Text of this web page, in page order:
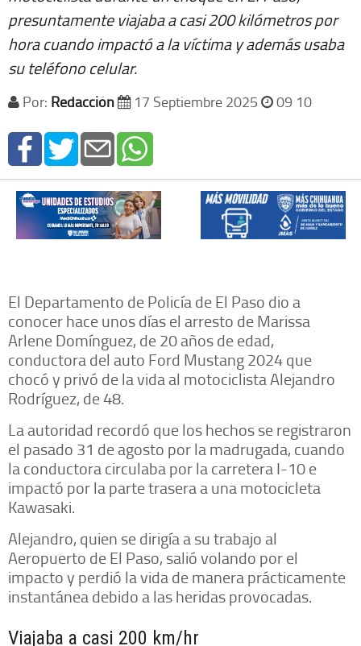
presuntamente viajaba a casi 200 kilómetros por
hora cuando impactó a la víctima y además usaba
su teléfono celular.
Por: Redacción 17 Septiembre 2025 09 10
El Departamento de Policía de El Paso dio a
conocer hace unos días el arresto de Marissa
Arlene Domínguez, de 20 años de edad,
conductora del auto Ford Mustang 2024 que
chocó y privó de la vida al motociclista Alejandro
Rodríguez, de 48.
La autoridad recordó que los hechos se registraron
el pasado 31 de agosto por la madrugada, cuando
la conductora circulaba por la carretera I-10 e
impactó por la parte trasera a una motocicleta
Kawasaki.
Alejandro, quien se dirigía a su trabajo al
Aeropuerto de El Paso, salió volando por el
impacto y perdió la vida de manera prácticamente
instantánea debido a las heridas provocadas.
Viajaba a casi 200 km/hr